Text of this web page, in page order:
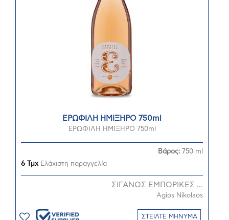
ΕΡΩΦΙΛΗ ΗΜΙΞΗΡΟ 750ml
ΕΡΩΦΙΛΗ ΗΜΙΞΗΡΟ 750ml
6 ΤμχΕλάχιστη παραγγελία
Βάρος: 750 ml
ΣΙΓΑΝΟΣ ΕΜΠΟΡΙΚΕΣ ...
Agios Nikolaos
ΣΤΕΙΛΤΕ ΜΗΝΥΜΑ